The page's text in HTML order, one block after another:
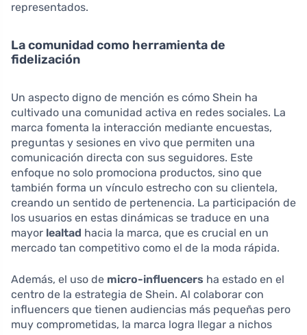
representados.
La comunidad como herramienta de
fidelización
Un aspecto digno de mención es cómo Shein ha
cultivado una comunidad activa en redes sociales. La
marca fomenta la interacción mediante encuestas,
preguntas y sesiones en vivo que permiten una
comunicación directa con sus seguidores. Este
enfoque no solo promociona productos, sino que
también forma un vínculo estrecho con su clientela,
creando un sentido de pertenencia. La participación de
los usuarios en estas dinámicas se traduce en una
mayor lealtad hacia la marca, que es crucial en un
mercado tan competitivo como el de la moda rápida.
Además, el uso de micro-influencers ha estado en el
centro de la estrategia de Shein. Al colaborar con
influencers que tienen audiencias más pequeñas pero
muy comprometidas, la marca logra llegar a nichos